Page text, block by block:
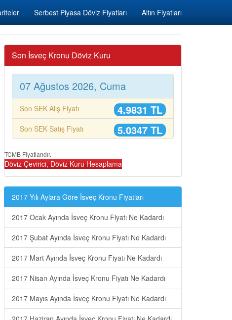
Serbest Piyasa Döviz Fiyatları Altın Fiyatları
Son İsveç Kronu Döviz Kuru
07 Ağustos 2026, Cuma
Son SEK Alış Fiyatı 4.9831 TL
Son SEK Satış Fiyatı 5.0347 TL
TCMB Fiyatlarıdır.
Döviz Çevirici, Döviz Kuru Hesaplama
2017 Yılı Aylara Göre İsveç Kronu Fiyatları
2017 Ocak Ayında İsveç Kronu Fiyatı Ne Kadardı
2017 Şubat Ayında İsveç Kronu Fiyatı Ne Kadardı
2017 Mart Ayında İsveç Kronu Fiyatı Ne Kadardı
2017 Nisan Ayında İsveç Kronu Fiyatı Ne Kadardı
2017 Mayıs Ayında İsveç Kronu Fiyatı Ne Kadardı